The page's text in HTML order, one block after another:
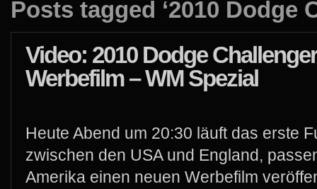
Posts tagged ‘2010 Dodge
Video: 2010 Dodge
Werbefilm – WM Spezial
Heute Abend um 20:30 läuft das erste
zwischen den USA und England,
Amerika einen neuen Werbefilm